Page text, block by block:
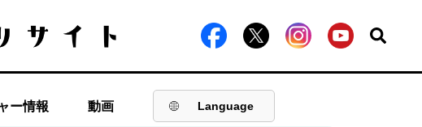
ー情報 動画 Language